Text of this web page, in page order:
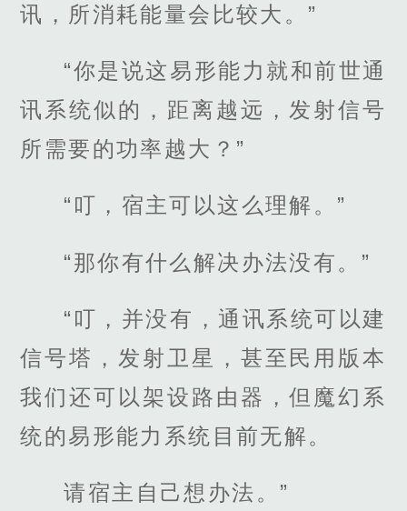
讯，所消耗能量会比较大。”
“你是说这易形能力就和前世通
讯系统似的，距离越远，发射信号
所需要的功率越大？”
“叮，宿主可以这么理解。”
“那你有什么解决办法没有。”
“叮，并没有，通讯系统可以建
信号塔，发射卫星，甚至民用版本
我们还可以架设路由器，但魔幻系
统的易形能力系统目前无解。
请宿主自己想办法。”